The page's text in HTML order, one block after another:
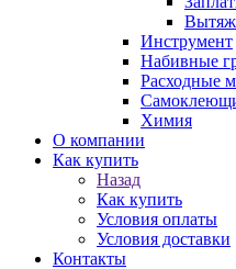
Инструмент
Набивные
Расходные
Химия
О компании
Как купить
Назад
Как купить
Условия оплаты
Условия доставки
Контакты